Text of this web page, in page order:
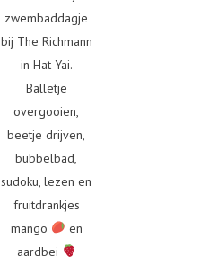
zwembaddagje
bij The Richmann
in Hat Yai.
Balletje
overgooien,
beetje drijven,
bubbelbad,
sudoku, lezen en
fruitdrankjes
mango
en
aardbei